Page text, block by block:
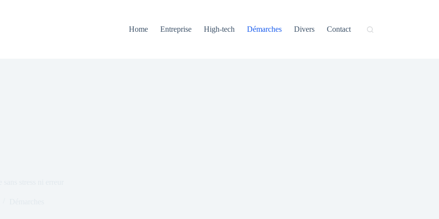
Home
Entreprise High-tech Démarches Divers Contact